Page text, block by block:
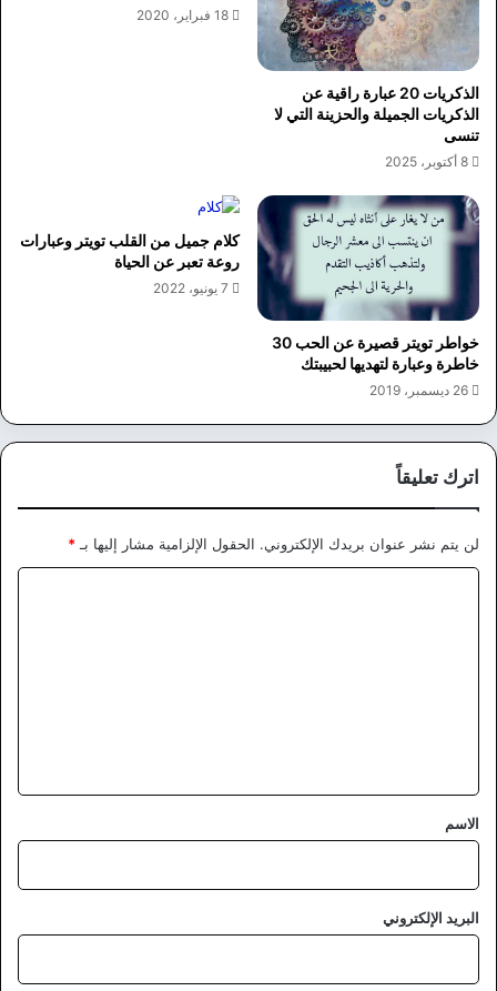
الذكريات 20 عبارة راقية عن
الذكريات الجميلة والحزينة التي لا
تنسى
8 أكتوبر، 2025
18 فبراير، 2020
خواطر تويتر قصيرة عن الحب 30
خاطرة وعبارة لتهديها لحبيبتك
26 ديسمبر، 2019
كلام جميل من القلب تويتر وعبارات
روعة تعبر عن الحياة
7 يونيو، 2022
اترك تعليقاً
لن يتم نشر عنوان بريدك الإلكتروني. الحقول الإلزامية مشار إليها بـ *
*
الاسم
البريد الإلكتروني